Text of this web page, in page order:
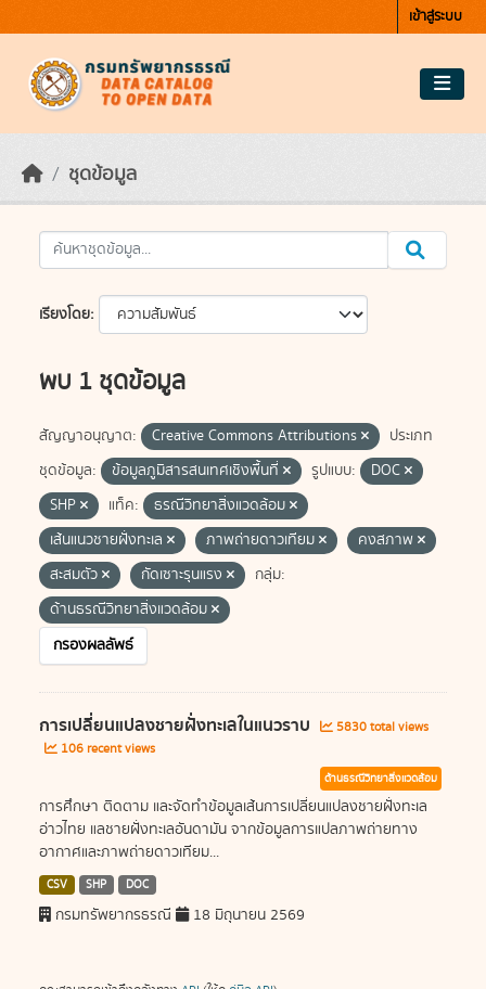
เข้าสู่ระบบ
ชุดข้อมูล
เรียงโดย
พบ 1 ชุดข้อมูล
สัญญาอนุญาต: Creative Commons Attributions
ประเภท
ชุดข้อมูล:
ข้อมูลภูมิสารสนเทศเชิงพื้นที่ รูปแบบ:
DOC
SHP
แท็ค:
ธรณีวิทยาสิ่งแวดล้อม
เส้นแนวชายฝั่งทะเล
ภาพถ่ายดาวเทียม
คงสภาพ
สะสมตัว
กัดเซาะรุนแรง
กลุ่ม:
ด้านธรณีวิทยาสิ่งแวดล้อม
กรองผลลัพธ์
การเปลี่ยนแปลงชายฝั่งทะเลในแนวราบ
5830 total views
106 recent views
ด้านธรณีวิทยาสิ่งแวดล้อม
การศึกษา ติดตาม และจัดทำข้อมูลเส้นการเปลี่ยนแปลงชายฝั่งทะเล
อ่าวไทย แลชายฝั่งทะเลอันดามัน จากข้อมูลการแปลภาพถ่ายทาง
อากาศและภาพถ่ายดาวเทียม...
CSV SHP DOC
กรมทรัพยากรธรณี 18 มิถุนายน 2569